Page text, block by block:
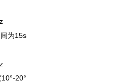
为15s
20°